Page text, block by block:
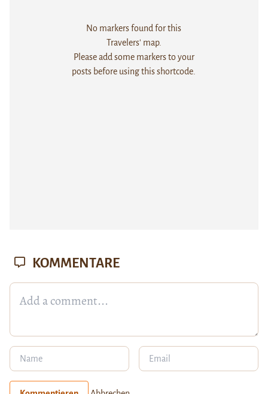
No markers found for this
Travelers' map.
Please add some markers to your
posts before using this shortcode.
KOMMENTARE